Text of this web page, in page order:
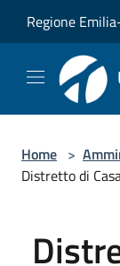
Regione
Home >
Distretto di